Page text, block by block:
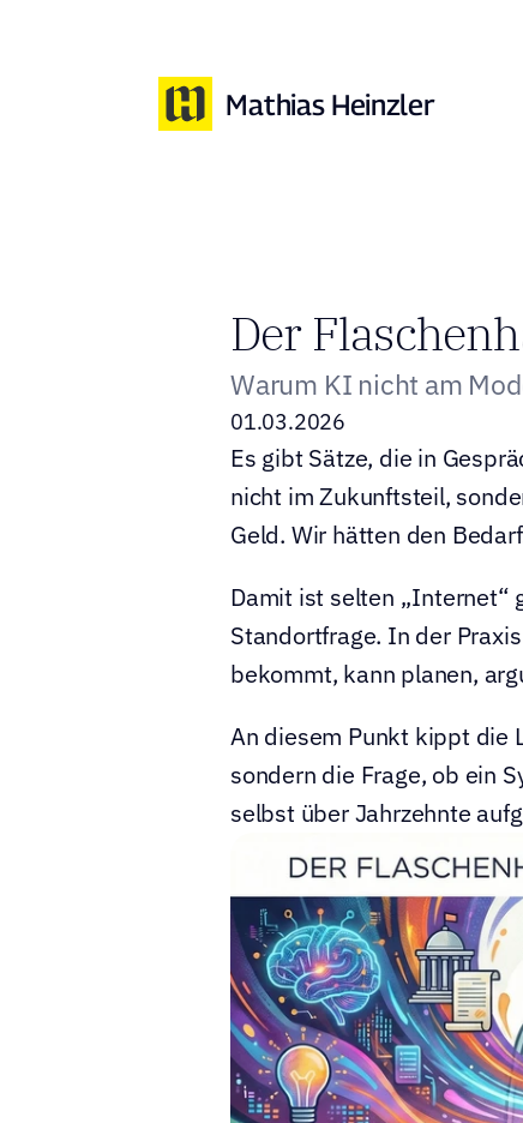
  Mathias Heinzler
Der
Warum KI nicht am
01.03.2026
Es gibt Sätze, die in
nicht im Zukunftsteil,
Geld. Wir hätten den
Damit ist selten „Internet“
Standortfrage. In der
bekommt, kann planen,
An diesem Punkt kippt die
sondern die Frage, ob ein
selbst über Jahrzehnte